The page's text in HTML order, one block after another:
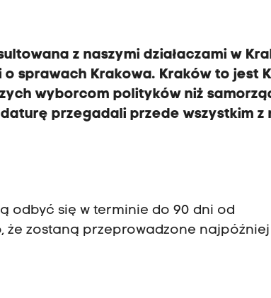
z naszymi działaczami w
sprawach Krakowa. Kraków to jest
wyborcom polityków niż
przegadali przede wszystkim z
odbyć się w terminie do 90 dni od
zostaną przeprowadzone najpóźniej